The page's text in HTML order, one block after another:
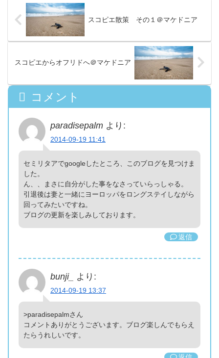
スコピエ散策 その１＠マケドニア
スコピエからオフリドへ＠マケドニア
コメント
paradisepalm より:
2014-09-19 11:41
セミリタアでgoogleしたところ、このブログを見つけま
した。
ん、、まさに自分がした事をなさっていらっしゃる。
引退後は妻と一緒にヨーロッパをロングステイしながら
回ってみたいですね。
ブログの更新を楽しみしております。
返信
bunji_ より:
2014-09-19 13:37
>paradisepalmさん
コメントありがとうございます。ブログ楽しんでもらえ
たらうれしいです。